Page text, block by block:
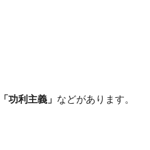
功利主義」 などがあります。